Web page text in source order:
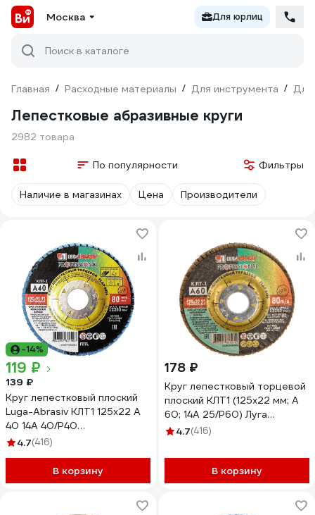
Москва Для юрлиц
Поиск в каталоге
Главная / Расходные материалы / Для инструмента / Для
Лепестковые абразивные круги
2982 товара
По популярности Фильтры
Наличие в магазинах Цена Производители
-14%
119 ₽
139 ₽
Круг лепестковый плоский
Luga-Abrasiv КЛТ1 125х22 А
40 14А 40/Р40
4603347337998
4.7(416)
В корзину
178 ₽
Круг лепестковый торцевой
плоский КЛТ1 (125х22 мм; А
60; 14А 25/Р60) Луга
4603347337974
4.7(416)
В корзину